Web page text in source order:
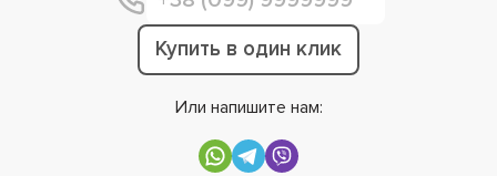
Купить в один клик
Или напишите нам: